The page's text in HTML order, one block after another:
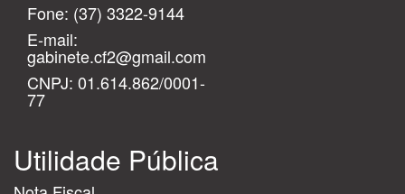
Fone: (37) 3322-9144
E-mail:
gabinete.cf2@gmail.com
CNPJ: 01.614.862/0001-
77
Utilidade Pública